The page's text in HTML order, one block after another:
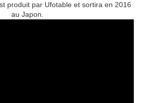
produit par Ufotable et sortira en 2016
au Japon.